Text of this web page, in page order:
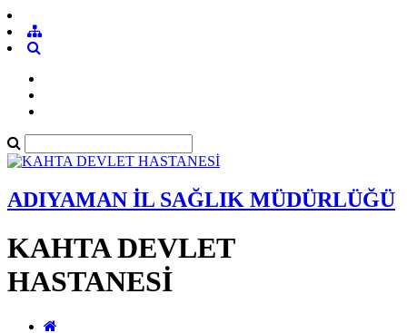
ADIYAMAN İL SAĞLIK MÜDÜRLÜĞÜ
KAHTA DEVLET
HASTANESİ